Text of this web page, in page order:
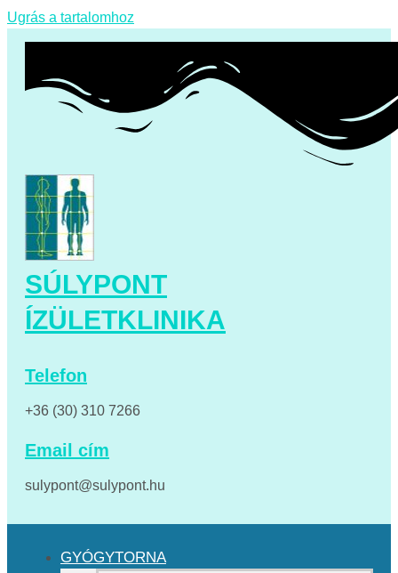
Ugrás a tartalomhoz
SÚLYPONT
ÍZÜLETKLINIKA
Telefon
+36 (30) 310 7266
Email cím
sulypont@sulypont.hu
GYÓGYTORNA